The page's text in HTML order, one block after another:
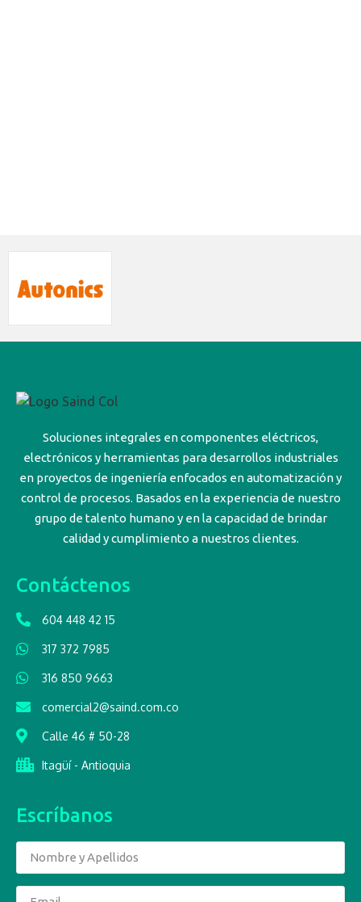
Soluciones integrales en componentes eléctricos,
electrónicos y herramientas para desarrollos industriales
en proyectos de ingeniería enfocados en automatización y
control de procesos. Basados en la experiencia de nuestro
grupo de talento humano y en la capacidad de brindar
calidad y cumplimiento a nuestros clientes.
Contáctenos
604 448 42 15
317 372 7985
316 850 9663
comercial2@saind.com.co
Calle 46 # 50-28
Itagüí - Antioquia
Escríbanos